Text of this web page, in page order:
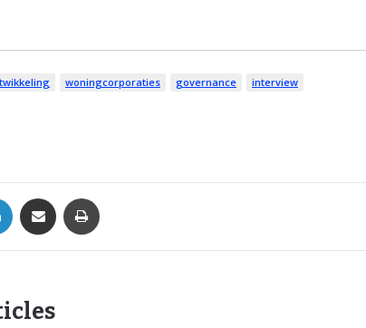
woningcorporaties governance interview